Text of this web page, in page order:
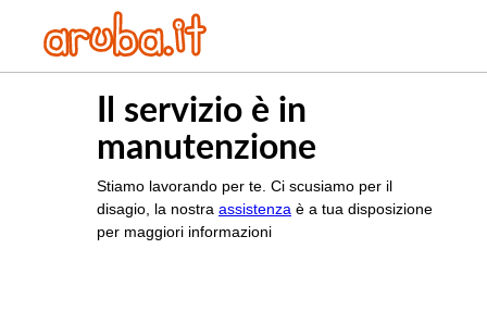
Il servizio è in
manutenzione
Stiamo lavorando per te. Ci scusiamo per il
disagio, la nostra assistenza è a tua disposizione
per maggiori informazioni